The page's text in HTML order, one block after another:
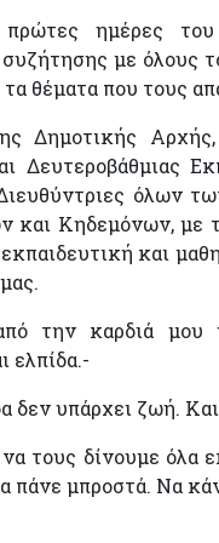
ημέρες του
με όλους
τα θέματα που τους
Δημοτικής
Δευτεροβάθμιας
όλων
και Κηδεμόνων, με
και
την καρδιά μου
ελπίδα.-
δεν υπάρχει ζωή.
τους δίνουμε όλα
πάνε μπροστά. Να